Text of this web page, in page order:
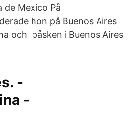
de Mexico På
hon på Buenos Aires
och påsken i Buenos Aires
-
-